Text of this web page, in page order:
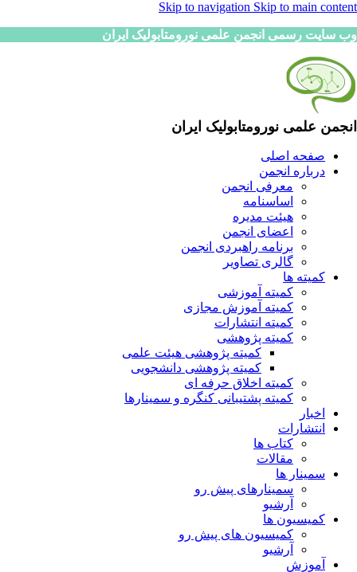
Skip to navigation Skip to main content
وب سایت رسمی انجمن علمی نورومتابولیک ایران
انجمن علمی نورومتابولیک ایران
صفحه اصلی
درباره انجمن
معرفی انجمن
اساسنامه
هیئت مدیره
اعضای انجمن
برنامه راهبردی انجمن
گالری تصاویر
کمیته ها
کمیته آموزشی
کمیته آموزش مجازی
کمیته انتشارات
کمیته پژوهشی
کمیته پژوهشی هیئت علمی
کمیته پژوهشی دانشجویی
کمیته اخلاق حرفه ای
کمیته پشتیبانی کنگره و سمینارها
اخبار
انتشارات
کتاب ها
مقالات
سمینار ها
سمینارهای پیش رو
آرشیو
کمیسیون ها
کمیسیون های پیش رو
آرشیو
آموزش